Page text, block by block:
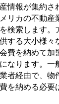
情報が集約さ
リカの不動産
検索します。
する大小様々
費を納めて加
なります。一
者経由で、物
を納める必要